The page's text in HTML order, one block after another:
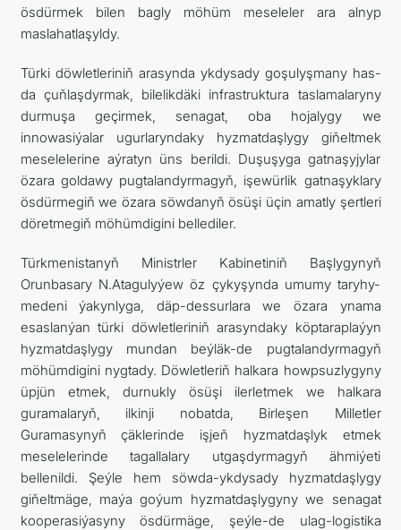
ösdürmek bilen bagly möhüm meseleler ara alnyp
maslahatlaşyldy.
Türki döwletleriniň arasynda ykdysady goşulyşmany has-
da çuňlaşdyrmak, bilelikdäki infrastruktura taslamalaryny
durmuşa geçirmek, senagat, oba hojalygy we
innowasiýalar ugurlaryndaky hyzmatdaşlygy giňeltmek
meselelerine aýratyn üns berildi. Duşuşyga gatnaşyjylar
özara goldawy pugtalandyrmagyň, işewürlik gatnaşyklary
ösdürmegiň we özara söwdanyň ösüşi üçin amatly şertleri
döretmegiň möhümdigini bellediler.
Türkmenistanyň Ministrler Kabinetiniň Başlygynyň
Orunbasary N.Atagulyýew öz çykyşynda umumy taryhy-
medeni ýakynlyga, däp-dessurlara we özara ynama
esaslanýan türki döwletleriniň arasyndaky köptaraplaýyn
hyzmatdaşlygy mundan beýläk-de pugtalandyrmagyň
möhümdigini nygtady. Döwletleriň halkara howpsuzlygyny
üpjün etmek, durnukly ösüşi ilerletmek we halkara
guramalaryň, ilkinji nobatda, Birleşen Milletler
Guramasynyň çäklerinde işjeň hyzmatdaşlyk etmek
meselelerinde tagallalary utgaşdyrmagyň ähmiýeti
bellenildi. Şeýle hem söwda-ykdysady hyzmatdaşlygy
giňeltmäge, maýa goýum hyzmatdaşlygyny we senagat
kooperasiýasyny ösdürmäge, şeýle-de ulag-logistika